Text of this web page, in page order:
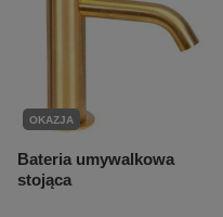
OKAZJA
Bateria umywalkowa
stojąca